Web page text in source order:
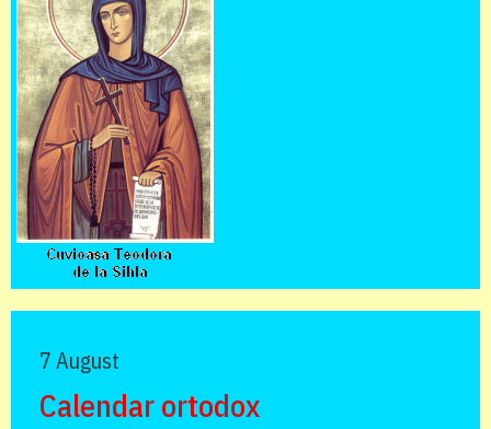
7 August
Calendar ortodox